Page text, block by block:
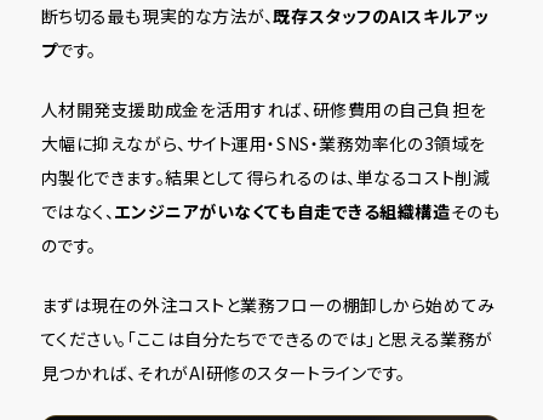
断ち切る最も現実的な方法が、既存スタッフのAIスキルアッ
プです。
人材開発支援助成金を活用すれば、研修費用の自己負担を
大幅に抑えながら、サイト運用・SNS・業務効率化の3領域を
内製化できます。結果として得られるのは、単なるコスト削減
ではなく、エンジニアがいなくても自走できる組織構造そのも
のです。
まずは現在の外注コストと業務フローの棚卸しから始めてみ
てください。「ここは自分たちでできるのでは」と思える業務が
見つかれば、それがAI研修のスタートラインです。